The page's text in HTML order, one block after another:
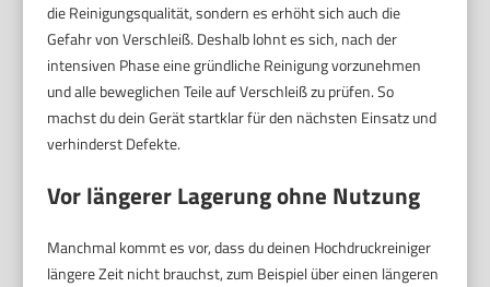
die Reinigungsqualität, sondern es erhöht sich auch die
Gefahr von Verschleiß. Deshalb lohnt es sich, nach der
intensiven Phase eine gründliche Reinigung vorzunehmen
und alle beweglichen Teile auf Verschleiß zu prüfen. So
machst du dein Gerät startklar für den nächsten Einsatz und
verhinderst Defekte.
Vor längerer Lagerung ohne Nutzung
Manchmal kommt es vor, dass du deinen Hochdruckreiniger
längere Zeit nicht brauchst, zum Beispiel über einen längeren